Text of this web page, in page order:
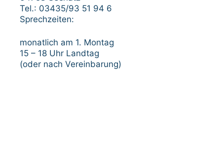
Tel.: 03435/93 51 94 6
Sprechzeiten:
monatlich am 1. Montag
15 – 18 Uhr Landtag
(oder nach Vereinbarung)